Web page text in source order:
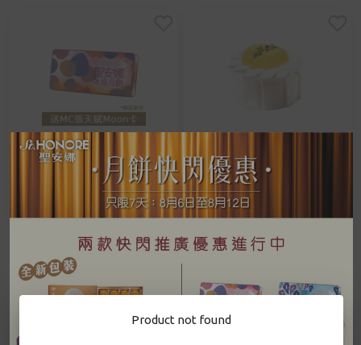
手提電話登入 電郵地址登入
已驗證之手提電話號碼*
至脆驚喜冰皮月餅券
零售價：$248.0/個
更多
最新資訊
Product not found